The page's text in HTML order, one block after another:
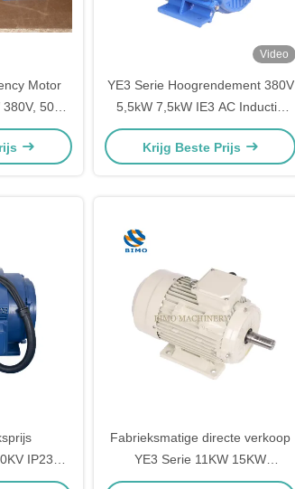
Motor
50Hz
Video
YE3 Serie Hoogrendement 380V
5,5kW 7,5kW IE3 AC Inductie
Elektromotor
Krijg Beste Prijs
IP23
Proof
Fabrieksmatige directe verkoop
YE3 Serie 11KW 15KW
Aluminium behuizing spuitgiet AC